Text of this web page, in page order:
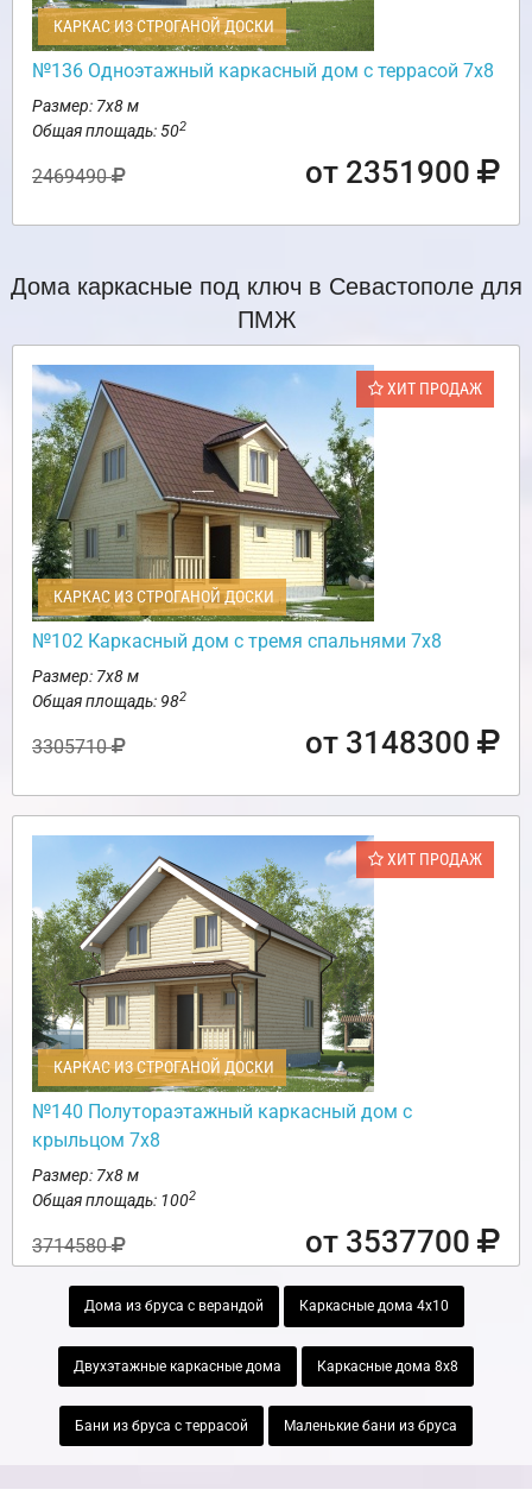
КАРКАС ИЗ СТРОГАНОЙ ДОСКИ
№136 Одноэтажный каркасный дом с террасой 7х8
Размер: 7х8 м
Общая площадь: 502
2469490 от 2351900
Дома каркасные под ключ в Севастополе для
ПМЖ
ХИТ ПРОДАЖ
КАРКАС ИЗ СТРОГАНОЙ ДОСКИ
№102 Каркасный дом с тремя спальнями 7х8
Размер: 7х8 м
Общая площадь: 982
3305710 от 3148300
ХИТ ПРОДАЖ
КАРКАС ИЗ СТРОГАНОЙ ДОСКИ
№140 Полутораэтажный каркасный дом с
крыльцом 7х8
Размер: 7х8 м
Общая площадь: 1002
3714580 от 3537700
Дома из бруса с верандой Каркасные дома 4х10
Двухэтажные каркасные дома Каркасные дома 8х8
Бани из бруса с террасой Маленькие бани из бруса